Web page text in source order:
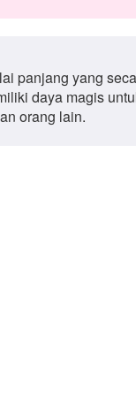
panjang yang
daya magis
orang lain.